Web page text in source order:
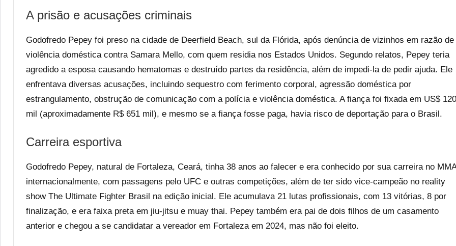
A prisão e acusações criminais
Godofredo Pepey foi preso na cidade de Deerfield Beach, sul da Flórida, após denúncia de vizinhos em razão de
violência doméstica contra Samara Mello, com quem residia nos Estados Unidos. Segundo relatos, Pepey teria
agredido a esposa causando hematomas e destruído partes da residência, além de impedi-la de pedir ajuda. Ele
enfrentava diversas acusações, incluindo sequestro com ferimento corporal, agressão doméstica por
estrangulamento, obstrução de comunicação com a polícia e violência doméstica. A fiança foi fixada em US$ 120
mil (aproximadamente R$ 651 mil), e mesmo se a fiança fosse paga, havia risco de deportação para o Brasil.
Carreira esportiva
Godofredo Pepey, natural de Fortaleza, Ceará, tinha 38 anos ao falecer e era conhecido por sua carreira no MMA
internacionalmente, com passagens pelo UFC e outras competições, além de ter sido vice-campeão no reality
show The Ultimate Fighter Brasil na edição inicial. Ele acumulava 21 lutas profissionais, com 13 vitórias, 8 por
finalização, e era faixa preta em jiu-jitsu e muay thai. Pepey também era pai de dois filhos de um casamento
anterior e chegou a se candidatar a vereador em Fortaleza em 2024, mas não foi eleito.